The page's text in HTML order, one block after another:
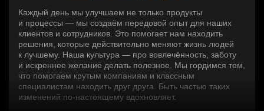
Каждый день мы улучшаем не только продукты
и процессы — мы создаём передовой опыт для наших
клиентов и сотрудников. Это помогает нам находить
решения, которые действительно меняют жизнь людей
к лучшему. Наша культура — про вовлечённость, заботу
и искреннее желание делать полезное. Мы гордимся тем,
что помогаем крутым компаниям и классным
специалистам находить друг друга. Быть частью таких
изменений по‑настоящему вдохновляет.